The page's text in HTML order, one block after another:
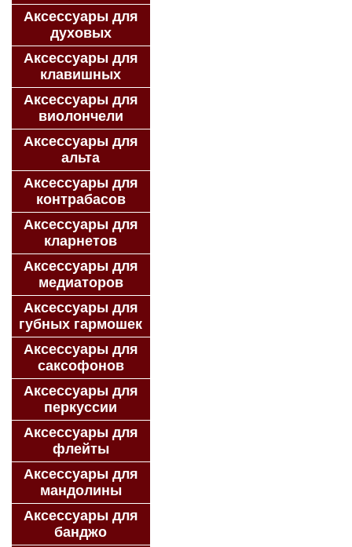
Аксессуары для
духовых
Аксессуары для
клавишных
Аксессуары для
виолончели
Аксессуары для
альта
Аксессуары для
контрабасов
Аксессуары для
кларнетов
Аксессуары для
медиаторов
Аксессуары для
губных гармошек
Аксессуары для
саксофонов
Аксессуары для
перкуссии
Аксессуары для
флейты
Аксессуары для
мандолины
Аксессуары для
банджо